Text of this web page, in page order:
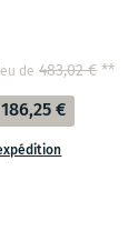
de 483,02 €**
186,25 €